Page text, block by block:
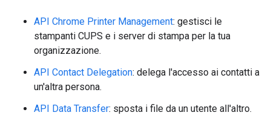
API Chrome Printer Management: gestisci le
stampanti CUPS e i server di stampa per la tua
organizzazione.
API Contact Delegation: delega l'accesso ai contatti a
un'altra persona.
API Data Transfer: sposta i file da un utente all'altro.